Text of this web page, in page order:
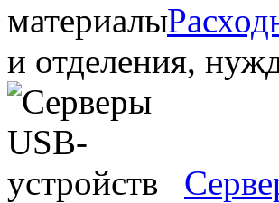
и отделения,